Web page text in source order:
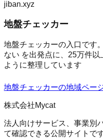
jiban.xyz
地盤チェッカー
地盤チェッカーの入口です
ない を出発点に、25万件
ように整理しています
地盤チェッカーの地域ペー
株式会社Mycat
法人向けサービス、事業別
て確認できる公開サイトです